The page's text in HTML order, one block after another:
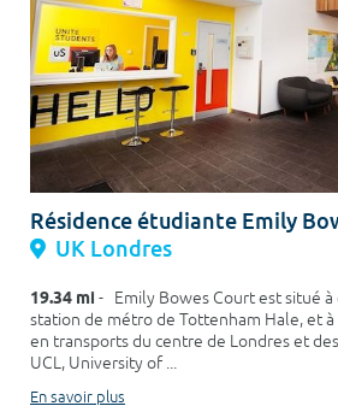
Résidence étudiante Emily
UK Londres
19.34 mi - Emily Bowes Court est situé à
station de métro de Tottenham Hale, et
en transports du centre de Londres et
UCL, University of ...
En savoir plus